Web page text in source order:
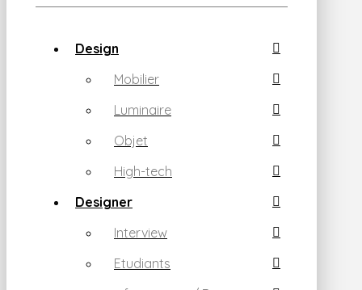
Design
Mobilier
Luminaire
Objet
High-tech
Designer
Interview
Etudiants